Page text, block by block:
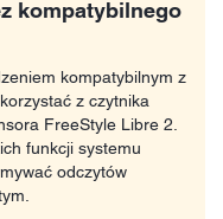
kompatybilnego
kompatybilnym z
z czytnika
FreeStyle Libre 2.
funkcji systemu
odczytów